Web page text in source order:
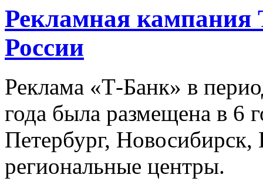
Рекламная кампания
России
Реклама «Т-Банк» в
года была размещена в 6
Петербург,
региональные центры.